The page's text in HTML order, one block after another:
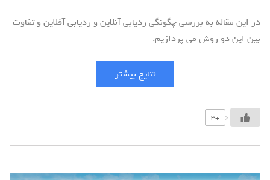
در این مقاله به بررسی چگونگی ردیابی آنلاین و ردیابی آفلاین و تفاوت
بین این دو روش می پردازیم.
نتایج بیشتر
+3